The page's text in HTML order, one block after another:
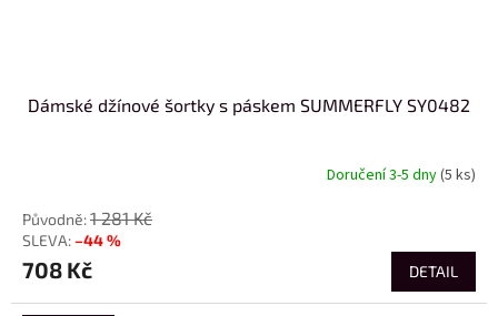
Dámské džínové šortky s páskem SUMMERFLY SY0482
Doručení 3-5 dny(5 ks)
1 281 Kč
–44 %
708 Kč DETAIL